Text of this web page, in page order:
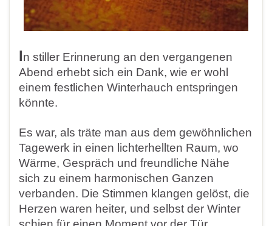
In stiller Erinnerung an den vergangenen
Abend erhebt sich ein Dank, wie er wohl
einem festlichen Winterhauch entspringen
könnte.
Es war, als träte man aus dem gewöhnlichen
Tagewerk in einen lichterhellten Raum, wo
Wärme, Gespräch und freundliche Nähe
sich zu einem harmonischen Ganzen
verbanden. Die Stimmen klangen gelöst, die
Herzen waren heiter, und selbst der Winter